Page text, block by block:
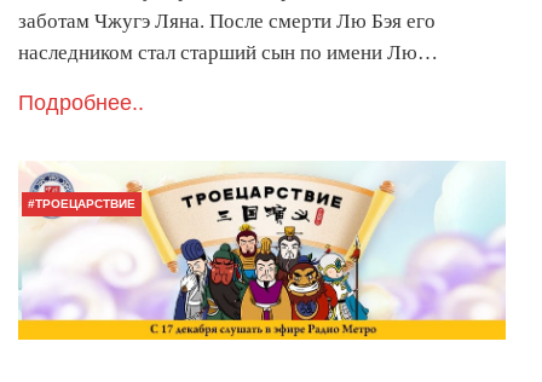
заботам Чжугэ Ляна. После смерти Лю Бэя его
наследником стал старший сын по имени Лю…
Подробнее..
#ТРОЕЦАРСТВИЕ